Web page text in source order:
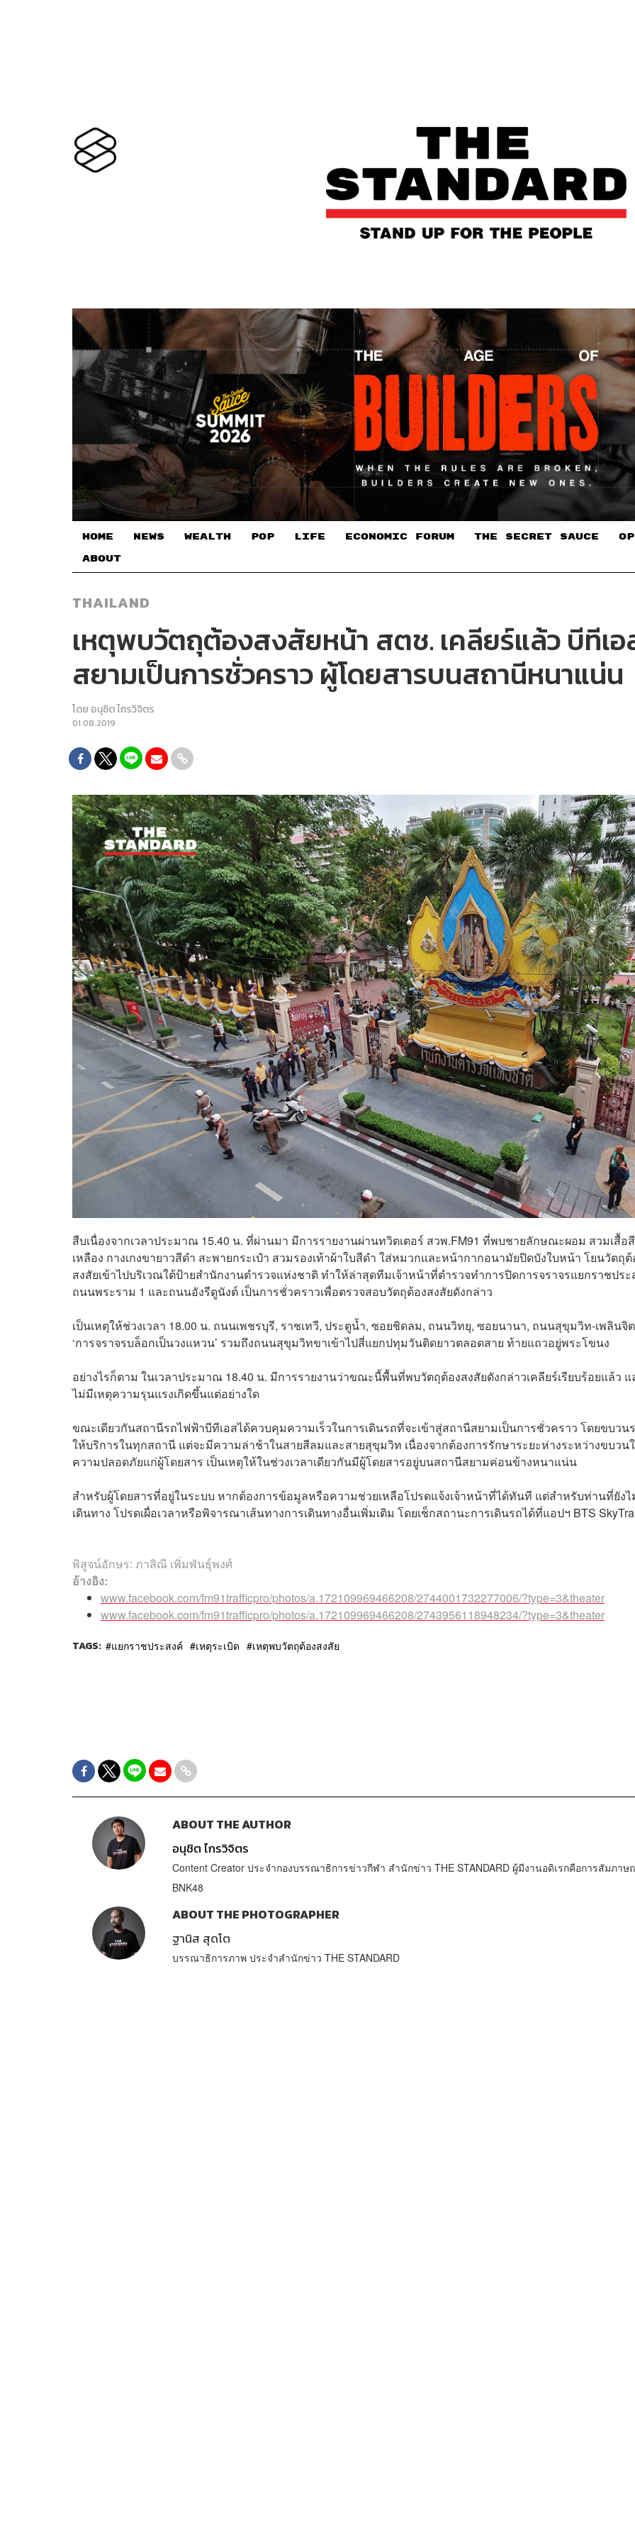
HOME NEWS WEALTH POP LIFE ECONOMIC FORUM THE SECRET SAUCE​
ABOUT
THAILAND
เหตุพบวัตถุต้องสงสัยหน้า สตช. เคลียร์​แล้ว บีทีเอ
สยามเป็นการชั่วคราว ผู้โดยสารบนสถานีหนาแน่น
โดย อนุชิต ไกรวิจิตร
01.08.2019
สืบเนื่องจากเวลาประมาณ 15.40 น. ที่ผ่านมา มีการรายงานผ่านทวิตเตอร์ สวพ.FM91 ที่พบชายลักษณะผอม สวมเสื้อสี
เหลือง กางเกงขายาวสีดำ สะพายกระเป๋า สวมรองเท้าผ้าใบสีดำ ใส่หมวกและหน้ากากอนามัยปิดบังใบหน้า โยนวัตถุต้
สงสัยเข้าไปบริเวณใต้ป้ายสำนักงานตำรวจแห่งชาติ ทำให้ล่าสุดทีมเจ้าหน้าที่ตำรวจทำการปิดการจราจรแยกราชประ
ถนนพระราม 1 และถนนอังรีดูนังต์ เป็นการชั่วคราวเพื่อตรวจสอบวัตถุต้องสงสัยดังกล่าว
เป็นเหตุให้ช่วงเวลา 18.00 น. ถนนเพชรบุรี, ราชเทวี, ประตูน้ำ, ซอยชิดลม, ถนนวิทยุ, ซอยนานา, ถนนสุขุมวิท-เพลินจิต
‘การจราจรบล็อกเป็นวงแหวน’ รวมถึงถนนสุขุมวิทขาเข้าไปสี่แยกปทุมวันติดยาวตลอดสาย ท้ายแถวอยู่พระโขนง
อย่างไรก็ตาม ในเวลาประมาณ 18.40 น. มีการรายงานว่าขณะนี้พื้นที่พบวัตถุต้องสงสัยดังกล่าวเคลียร์​เรียบร้อยแล้ว แ
ไม่มีเหตุความรุนแรงเกิดขึ้นแต่อย่างใด
ขณะเดียวกันสถานีรถไฟฟ้าบีทีเอสได้ควบคุมความเร็วในการเดินรถที่จะเข้าสู่สถานีสยามเป็นการชั่วคราว โดยขบวน
ให้บริการในทุกสถานี แต่จะมีความล่าช้าในสายสีลมและสายสุขุมวิท เนื่องจากต้องการรักษาระยะห่างระหว่างขบวน
ความปลอดภัยแก่ผู้โดยสาร เป็นเหตุให้ในช่วงเวลาเดียวกันมีผู้โดยสารอยู่บนสถานีสยามค่อนข้างหนาแน่น
สำหรับผู้โดยสารที่อยู่ในระบบ หากต้องการข้อมูลหรือความช่วยเหลือโปรดแจ้งเจ้าหน้าที่ได้ทันที แต่สำหรับท่านที่ยัง
เดินทาง โปรดเผื่อเวลาหรือพิจารณาเส้นทางการเดินทางอื่นเพิ่มเติม โดยเช็กสถานะการเดินรถได้ที่แอปฯ BTS
พิสูจน์อักษร: ภาสิณี เพิ่มพันธุ์พงศ์
อ้างอิง:
www.facebook.com/fm91trafficpro/photos/a.172109969466208/2744001732277006/?type=3&theater
www.facebook.com/fm91trafficpro/photos/a.172109969466208/2743956118948234/?type=3&theater
TAGS: แยกราชประสงค์ เหตุระเบิด เหตุพบวัตถุต้องสงสัย
ABOUT THE AUTHOR
อนุชิต ไกรวิจิตร
Content Creator ประจำกองบรรณาธิการข่าวกีฬา สำนักข่าว THE STANDARD ผู้มีงานอดิเรกคือการสัมภาษ
BNK48
ABOUT THE PHOTOGRAPHER
ฐานิส สุดโต
บรรณาธิการภาพ ประจำสำนักข่าว THE STANDARD